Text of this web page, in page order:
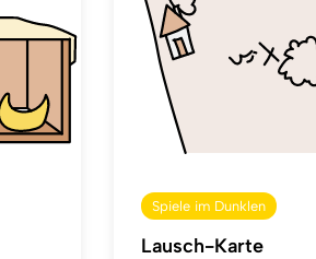
Spiele im Dunklen
Lausch-Karte